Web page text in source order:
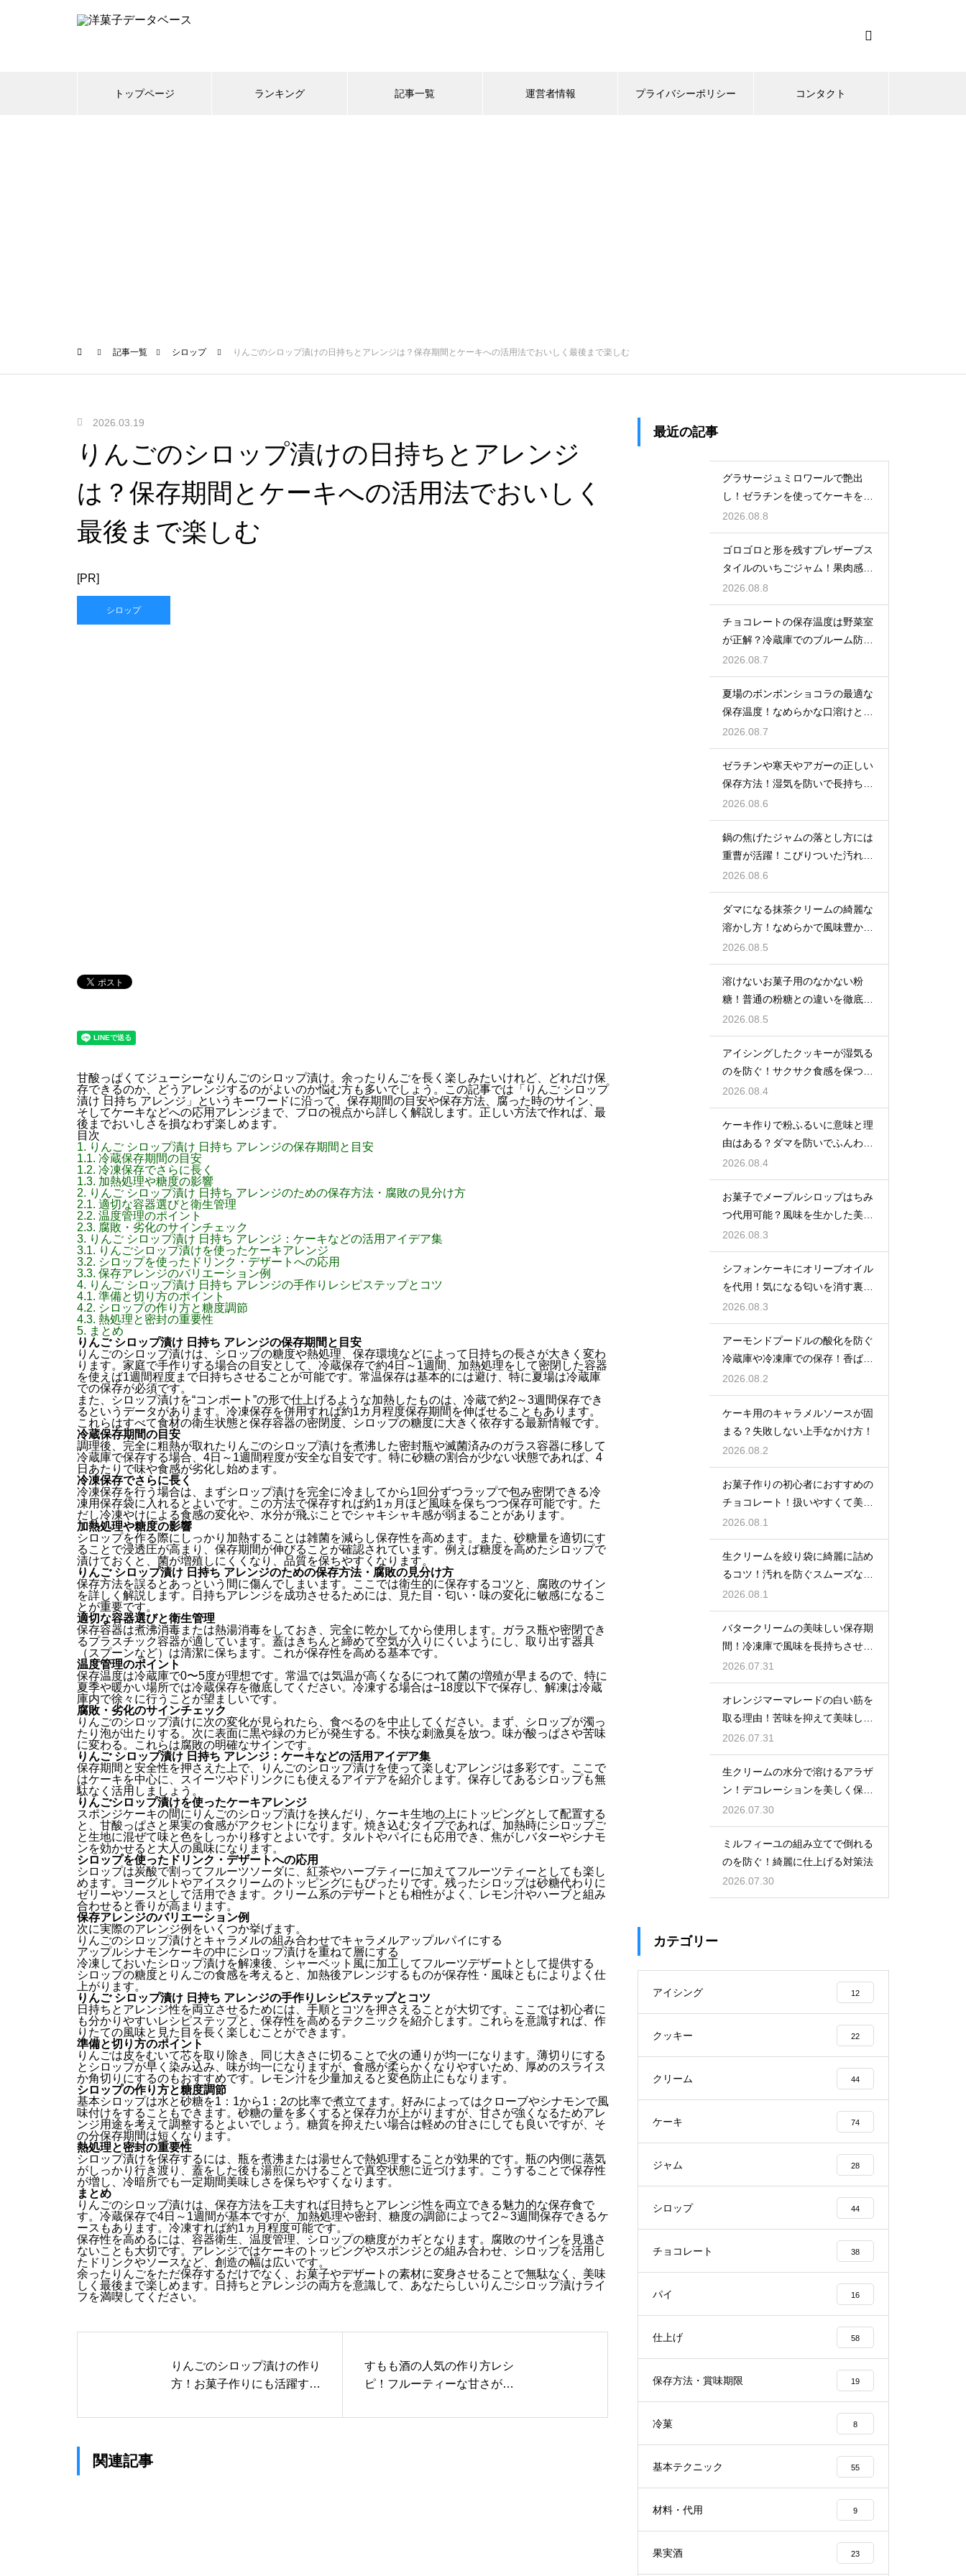
トップページ ランキング 記事一覧 運営者情報 プライバシーポリシー コンタクト
記事一覧 シロップ りんごのシロップ漬けの日持ちとアレンジは？保存期間とケーキへの活用法でおいしく最後まで楽しむ
2026.03.19
りんごのシロップ漬けの日持ちとアレンジ
は？保存期間とケーキへの活用法でおいしく
最後まで楽しむ
[PR]
シロップ
甘酸っぱくてジューシーなりんごのシロップ漬け。余ったりんごを長く楽しみたいけれど、どれだけ保
存できるのか、どうアレンジするのがよいのか悩む方も多いでしょう。この記事では「りんご シロップ
漬け 日持ち アレンジ」というキーワードに沿って、保存期間の目安や保存方法、腐った時のサイン、
そしてケーキなどへの応用アレンジまで、プロの視点から詳しく解説します。正しい方法で作れば、最
後までおいしさを損なわず楽しめます。
目次
1. りんご シロップ漬け 日持ち アレンジの保存期間と目安
1.1. 冷蔵保存期間の目安
1.2. 冷凍保存でさらに長く
1.3. 加熱処理や糖度の影響
2. りんご シロップ漬け 日持ち アレンジのための保存方法・腐敗の見分け方
2.1. 適切な容器選びと衛生管理
2.2. 温度管理のポイント
2.3. 腐敗・劣化のサインチェック
3. りんご シロップ漬け 日持ち アレンジ：ケーキなどの活用アイデア集
3.1. りんごシロップ漬けを使ったケーキアレンジ
3.2. シロップを使ったドリンク・デザートへの応用
3.3. 保存アレンジのバリエーション例
4. りんご シロップ漬け 日持ち アレンジの手作りレシピステップとコツ
4.1. 準備と切り方のポイント
4.2. シロップの作り方と糖度調節
4.3. 熱処理と密封の重要性
5. まとめ
りんご シロップ漬け 日持ち アレンジの保存期間と目安
りんごのシロップ漬けは、シロップの糖度や熱処理、保存環境などによって日持ちの長さが大きく変わ
ります。家庭で手作りする場合の目安として、冷蔵保存で約4日～1週間、加熱処理をして密閉した容器
を使えば1週間程度まで日持ちさせることが可能です。常温保存は基本的には避け、特に夏場は冷蔵庫
での保存が必須です。
また、シロップ漬けを“コンポート”の形で仕上げるような加熱したものは、冷蔵で約2～3週間保存でき
るというデータがあります。冷凍保存を併用すれば約1カ月程度保存期間を伸ばせることもあります。
これらはすべて食材の衛生状態と保存容器の密閉度、シロップの糖度に大きく依存する最新情報です。
冷蔵保存期間の目安
調理後、完全に粗熱が取れたりんごのシロップ漬けを煮沸した密封瓶や滅菌済みのガラス容器に移して
冷蔵庫で保存する場合、4日～1週間程度が安全な目安です。特に砂糖の割合が少ない状態であれば、4
日あたりで味や食感が劣化し始めます。
冷凍保存でさらに長く
冷凍保存を行う場合は、まずシロップ漬けを完全に冷ましてから1回分ずつラップで包み密閉できる冷
凍用保存袋に入れるとよいです。この方法で保存すれば約1ヵ月ほど風味を保ちつつ保存可能です。た
だし冷凍やけによる食感の変化や、水分が飛ぶことでシャキシャキ感が弱まることがあります。
加熱処理や糖度の影響
シロップを作る際にしっかり加熱することは雑菌を減らし保存性を高めます。また、砂糖量を適切にす
ることで浸透圧が高まり、保存期間が伸びることが確認されています。例えば糖度を高めたシロップで
漬けておくと、菌が増殖しにくくなり、品質を保ちやすくなります。
りんご シロップ漬け 日持ち アレンジのための保存方法・腐敗の見分け方
保存方法を誤るとあっという間に傷んでしまいます。ここでは衛生的に保存するコツと、腐敗のサイン
を詳しく解説します。日持ちアレンジを成功させるためには、見た目・匂い・味の変化に敏感になるこ
とが重要です。
適切な容器選びと衛生管理
保存容器は煮沸消毒または熱湯消毒をしておき、完全に乾かしてから使用します。ガラス瓶や密閉でき
るプラスチック容器が適しています。蓋はきちんと締めて空気が入りにくいようにし、取り出す器具
（スプーンなど）は清潔に保ちます。これが保存性を高める基本です。
温度管理のポイント
保存温度は冷蔵庫で0〜5度が理想です。常温では気温が高くなるにつれて菌の増殖が早まるので、特に
夏季や暖かい場所では冷蔵保存を徹底してください。冷凍する場合は−18度以下で保存し、解凍は冷蔵
庫内で徐々に行うことが望ましいです。
腐敗・劣化のサインチェック
りんごのシロップ漬けに次の変化が見られたら、食べるのを中止してください。まず、シロップが濁っ
たり泡が出たりする。次に表面に黒や緑のカビが発生する。不快な刺激臭を放つ。味が酸っぱさや苦味
に変わる。これらは腐敗の明確なサインです。
りんご シロップ漬け 日持ち アレンジ：ケーキなどの活用アイデア集
保存期間と安全性を押さえた上で、りんごのシロップ漬けを使って楽しむアレンジは多彩です。ここで
はケーキを中心に、スイーツやドリンクにも使えるアイデアを紹介します。保存してあるシロップも無
駄なく活用しましょう。
りんごシロップ漬けを使ったケーキアレンジ
スポンジケーキの間にりんごのシロップ漬けを挟んだり、ケーキ生地の上にトッピングとして配置する
と、甘酸っぱさと果実の食感がアクセントになります。焼き込むタイプであれば、加熱時にシロップご
と生地に混ぜて味と色をしっかり移すとよいです。タルトやパイにも応用でき、焦がしバターやシナモ
ンを効かせると大人の風味になります。
シロップを使ったドリンク・デザートへの応用
シロップは炭酸で割ってフルーツソーダに、紅茶やハーブティーに加えてフルーツティーとしても楽し
めます。ヨーグルトやアイスクリームのトッピングにもぴったりです。残ったシロップは砂糖代わりに
ゼリーやソースとして活用できます。クリーム系のデザートとも相性がよく、レモン汁やハーブと組み
合わせると香りが高まります。
保存アレンジのバリエーション例
次に実際のアレンジ例をいくつか挙げます。
りんごのシロップ漬けとキャラメルの組み合わせでキャラメルアップルパイにする
アップルシナモンケーキの中にシロップ漬けを重ねて層にする
冷凍しておいたシロップ漬けを解凍後、シャーベット風に加工してフルーツデザートとして提供する
シロップの糖度とりんごの食感を考えると、加熱後アレンジするものが保存性・風味ともによりよく仕
上がります。
りんご シロップ漬け 日持ち アレンジの手作りレシピステップとコツ
日持ちとアレンジ性を両立させるためには、手順とコツを押さえることが大切です。ここでは初心者に
も分かりやすいレシピステップと、保存性を高めるテクニックを紹介します。これらを意識すれば、作
りたての風味と見た目を長く楽しむことができます。
準備と切り方のポイント
りんごは皮をむいて芯を取り除き、同じ大きさに切ることで火の通りが均一になります。薄切りにする
とシロップが早く染み込み、味が均一になりますが、食感が柔らかくなりやすいため、厚めのスライス
か角切りにするのもおすすめです。レモン汁を少量加えると変色防止にもなります。
シロップの作り方と糖度調節
基本シロップは水と砂糖を1：1から1：2の比率で煮立てます。好みによってはクローブやシナモンで風
味付けをすることもできます。砂糖の量を多くすると保存力が上がりますが、甘さが強くなるためアレ
ンジ用途を考えて調整するとよいでしょう。糖質を抑えたい場合は軽めの甘さにしても良いですが、そ
の分保存期間は短くなります。
熱処理と密封の重要性
シロップ漬けを保存するには、瓶を煮沸または湯せんで熱処理することが効果的です。瓶の内側に蒸気
がしっかり行き渡り、蓋をした後も湯煎にかけることで真空状態に近づけます。こうすることで保存性
が増し、冷暗所でも一定期間美味しさを保ちやすくなります。
まとめ
りんごのシロップ漬けは、保存方法を工夫すれば日持ちとアレンジ性を両立できる魅力的な保存食で
す。冷蔵保存で4日～1週間が基本ですが、加熱処理や密封、糖度の調節によって2～3週間保存できるケ
ースもあります。冷凍すれば約1ヵ月程度可能です。
保存性を高めるには、容器衛生、温度管理、シロップの糖度がカギとなります。腐敗のサインを見逃さ
ないことも大切です。アレンジではケーキのトッピングやスポンジとの組み合わせ、シロップを活用し
たドリンクやソースなど、創造の幅は広いです。
余ったりんごをただ保存するだけでなく、お菓子やデザートの素材に変身させることで無駄なく、美味
しく最後まで楽しめます。日持ちとアレンジの両方を意識して、あなたらしいりんごシロップ漬けライ
フを満喫してください。
りんごのシロップ漬けの作り
方！お菓子作りにも活躍する
すもも酒の人気の作り方レシ
ピ！フルーティーな甘さが評
関連記事
最近の記事
グラサージュミロワールで艶出
し！ゼラチンを使ってケーキを美
しく飾る
2026.08.8
ゴロゴロと形を残すプレザーブス
タイルのいちごジャム！果肉感を
たっぷり楽しむ美味しいレシピ
2026.08.8
チョコレートの保存温度は野菜室
が正解？冷蔵庫でのブルーム防止
策
2026.08.7
夏場のボンボンショコラの最適な
保存温度！なめらかな口溶けと美
しいツヤを保つための管理方法
2026.08.7
ゼラチンや寒天やアガーの正しい
保存方法！湿気を防いで長持ちさ
せるコツ
2026.08.6
鍋の焦げたジャムの落とし方には
重曹が活躍！こびりついた汚れを
綺麗に落としてピカピカにする技
2026.08.6
ダマになる抹茶クリームの綺麗な
溶かし方！なめらかで風味豊かな
クリームを作る
2026.08.5
溶けないお菓子用のなかない粉
糖！普通の粉糖との違いを徹底解
説
2026.08.5
アイシングしたクッキーが湿気る
のを防ぐ！サクサク食感を保つ裏
技
2026.08.4
ケーキ作りで粉ふるいに意味と理
由はある？ダマを防いでふんわり
と軽い生地に焼き上げるための基
本
2026.08.4
お菓子でメープルシロップはちみ
つ代用可能？風味を生かした美味
しい技
2026.08.3
シフォンケーキにオリーブオイル
を代用！気になる匂いを消す裏ワ
ザ
2026.08.3
アーモンドプードルの酸化を防ぐ
冷蔵庫や冷凍庫での保存！香ばし
い風味を保ってお菓子を美味しく
する
2026.08.2
ケーキ用のキャラメルソースが固
まる？失敗しない上手なかけ方！
2026.08.2
お菓子作りの初心者におすすめの
チョコレート！扱いやすくて美味
しい種類を紹介
2026.08.1
生クリームを絞り袋に綺麗に詰め
るコツ！汚れを防ぐスムーズな入
れ方
2026.08.1
バタークリームの美味しい保存期
間！冷凍庫で風味を長持ちさせる
コツ
2026.07.31
オレンジマーマレードの白い筋を
取る理由！苦味を抑えて美味しい
ジャムに仕上げる
2026.07.31
生クリームの水分で溶けるアラザ
ン！デコレーションを美しく保つ
ための飾るタイミングとコツ
2026.07.30
ミルフィーユの組み立てで倒れる
のを防ぐ！綺麗に仕上げる対策法
2026.07.30
カテゴリー
アイシング 12
クッキー 22
クリーム 44
ケーキ 74
ジャム 28
シロップ 44
チョコレート 38
パイ 16
仕上げ 58
保存方法・賞味期限 19
冷菓 8
基本テクニック 55
材料・代用 9
果実酒 23